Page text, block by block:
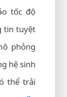
tốc độ
tin tuyệt
phỏng
hệ sinh
thể trải